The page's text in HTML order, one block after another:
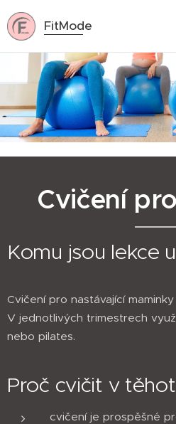
FitMode
Cvičení
Komu jsou lekce
Cvičení pro nastávající
V jednotlivých trimestrech
nebo pilates.
Proč cvičit v
cvičení je prospěšné